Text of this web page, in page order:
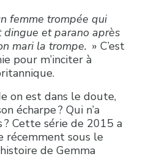
femme trompée qui
et parano après
mari la trompe. » C’est
pour m’inciter à
on est dans le doute,
écharpe ? Qui n’a
? Cette série de 2015 a
récemment sous le
de Gemma